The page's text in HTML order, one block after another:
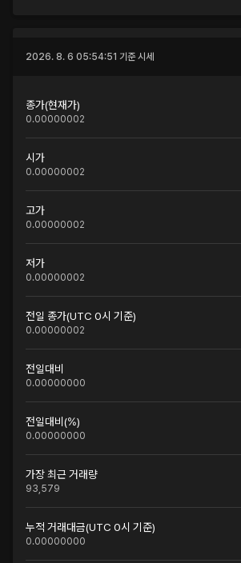
2026. 8. 6 05:54:51 기준 시세
종가(현재가)
0.00000002
시가
0.00000002
고가
0.00000002
저가
0.00000002
전일 종가(UTC 0시 기준)
0.00000002
전일대비
0.00000000
전일대비(%)
0.00000000
가장 최근 거래량
93,579
누적 거래대금(UTC 0시 기준)
0.00000000